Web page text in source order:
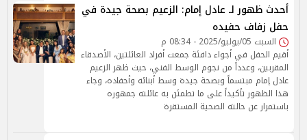
أحدث ظهور لـ عادل إمام: الزعيم بصحة جيدة في
حفل زفاف حفيده
السبت 05/يوليو/2025 - 08:34 م
أقيم الحفل في أجواء دافئة جمعت أفراد العائلتين، الأصدقاء
المقربين، وعدداً من نجوم الوسط الفني، حيث ظهر الزعيم
عادل إمام مبتسماً وبصحة جيدة وسط أبنائه وأحفاده، وجاء
هذا الظهور تأكيداً على ما تطمئن به عائلته جمهوره
باستمرار عن حالته الصحية المستقرة